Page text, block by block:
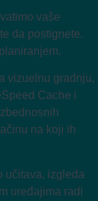
vaše
da postignete.
vizuelnu gradnju,
Cache i
na koji ih
učitava, izgleda
uređajima radi